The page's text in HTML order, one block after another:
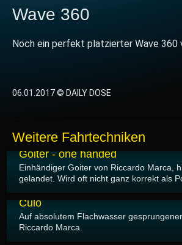
Wave 360
Noch ein perfekt platzierter Wave 360
06.01.2017 © DAILY DOSE
Weitere Fahrtechniken
27.01.2017
Goiter - one handed
Einhändiger Goiter von Riccardo Marca,
gelandet. Wird oft nicht ganz korrekt als
Culo
Auf absolutem Flachwasser
Riccardo Marca.